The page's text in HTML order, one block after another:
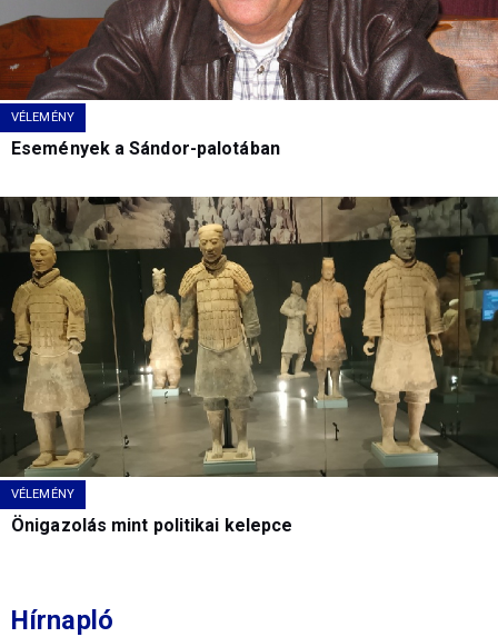
VÉLEMÉNY
Események a Sándor-palotában
VÉLEMÉNY
Önigazolás mint politikai kelepce
Hírnapló